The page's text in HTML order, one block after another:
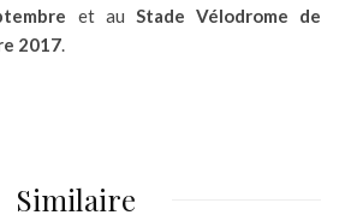
et au Stade Vélodrome de
2017.
Similaire